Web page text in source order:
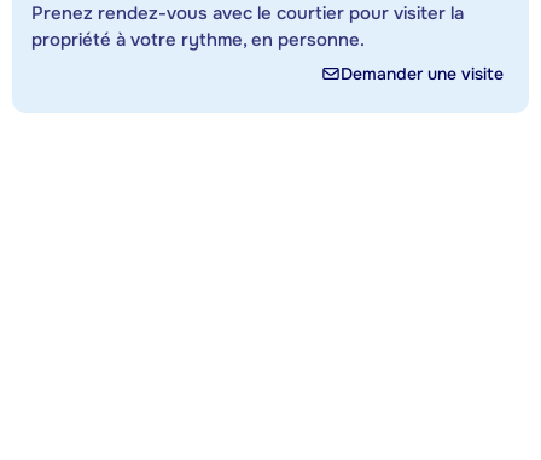
Prenez rendez-vous avec le courtier pour visiter la
propriété à votre rythme, en personne.
Demander une visite